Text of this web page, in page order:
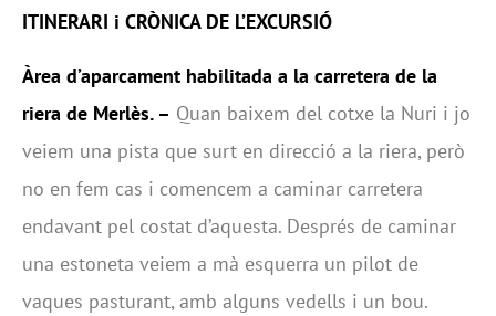
ITINERARI i CRÒNICA DE L’EXCURSIÓ
Àrea d’aparcament habilitada a la carretera de la
riera de Merlès. – Quan baixem del cotxe la Nuri i jo
veiem una pista que surt en direcció a la riera, però
no en fem cas i comencem a caminar carretera
endavant pel costat d’aquesta. Després de caminar
una estoneta veiem a mà esquerra un pilot de
vaques pasturant, amb alguns vedells i un bou.